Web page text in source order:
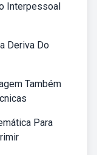
Interpessoal
Deriva Do
Também
Para